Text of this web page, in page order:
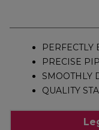
PERFECTLY
PRECISE
SMOOTHLY
QUALITY